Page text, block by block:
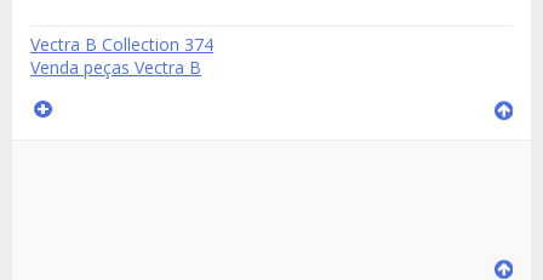
Vectra B Collection 374
Venda peças Vectra B